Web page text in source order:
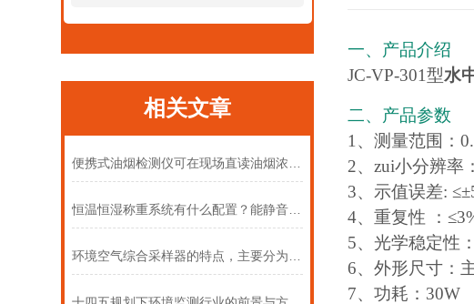
相关文章
一、产品介绍
JC-VP-301型水
二、产品参数
1、测量范围：
2、zui小分辨率
3、示值误差:
4、重复性 ：
5、光学稳定性
6、外形尺寸：
7、功耗：30W